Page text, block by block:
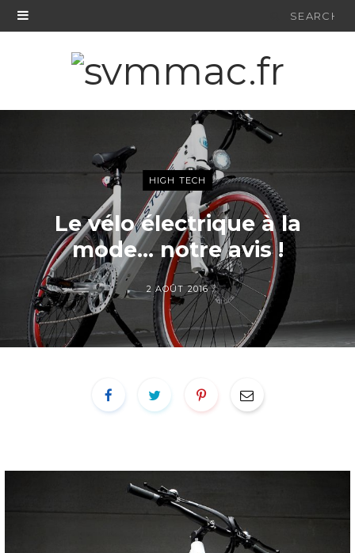
Search
HIGH TECH
Le vélo électrique à la
mode… notre avis !
2 AOÛT 2016